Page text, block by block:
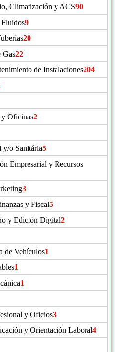
Climatización y ACS90
9
20
Gas22
de Instalaciones204
Oficinas2
y/o Sanitária5
Empresarial y Recursos
3
y Fiscal5
y Edición Digital2
de Vehículos1
1
1
y Oficios3
y Orientación Laboral4